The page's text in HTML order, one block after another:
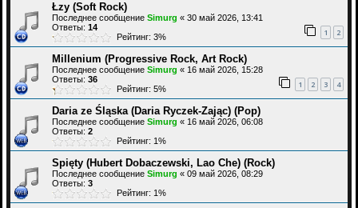
Łzy (Soft Rock)
Последнее сообщение Simurg « 30 май 2026, 13:41
Ответы: 14 1 2
Рейтинг: 3%
Millenium (Progressive Rock, Art Rock)
Последнее сообщение Simurg « 16 май 2026, 15:28
Ответы: 36 1 2 3 4
Рейтинг: 5%
Daria ze Śląska (Daria Ryczek-Zając) (Pop)
Последнее сообщение Simurg « 16 май 2026, 06:08
Ответы: 2
Рейтинг: 1%
Spięty (Hubert Dobaczewski, Lao Che) (Rock)
Последнее сообщение Simurg « 09 май 2026, 08:29
Ответы: 3
Рейтинг: 1%